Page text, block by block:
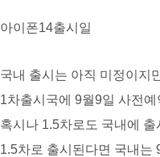
아이폰14출시일
국내 출시는 아직 미정이지
1차출시국에 9월9일 사전
혹시나 1.5차로도 국내에
1.5차로 출시된다면 국내는